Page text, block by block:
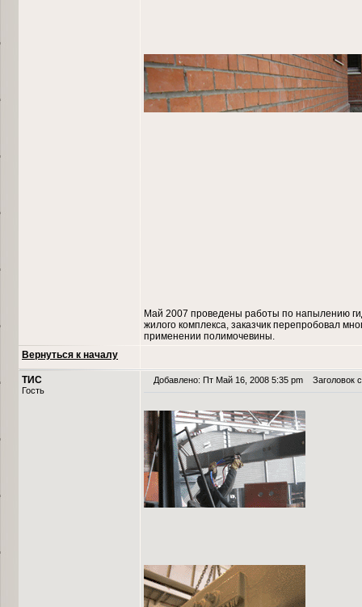
Май 2007 проведены работы по напылению
жилого комплекса, заказчик перепробовал
применении полимочевины.
Вернуться к началу
ТИС
Гость
Добавлено: Пт Май 16, 2008 5:35 pm Заголовок